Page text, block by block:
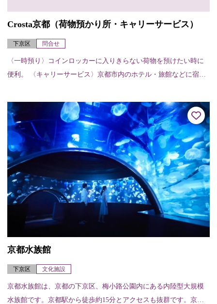
Crosta京都（荷物預かり所・キャリーサービス）
下京区 問合せ
〈一時預り〉コインロッカーに入りきらない荷物を預けたい時に
便利。 〈キャリーサービス〉京都市内のホテル・旅館などに宿泊
【申し込み・受け取り...
京都水族館
下京区 文化施設
京都水族館は、京都の下京区、梅小路公園内にある内陸型大規模
水族館です。京都駅から徒歩約15分とアクセスも抜群です。京都